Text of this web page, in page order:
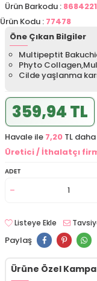
Ürün Barkodu :
Ürün Kodu : 77478
Öne Çıkan Bilgiler
Multipeptit
Phyto
Cilde yaşlanma
359,94 TL
Havale ile 7,20 TL
Üretici / İthalatçı
ADET
Listeye Ekle
Paylaş
Ürüne Özel